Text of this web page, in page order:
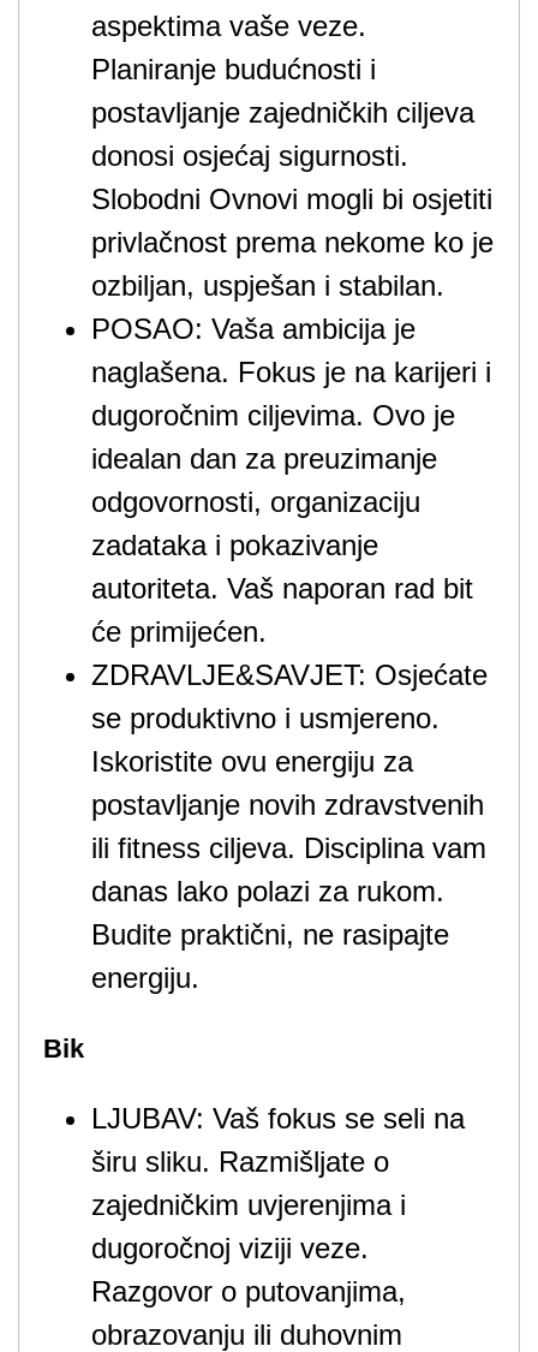
aspektima vaše veze.
Planiranje budućnosti i
postavljanje zajedničkih ciljeva
donosi osjećaj sigurnosti.
Slobodni Ovnovi mogli bi osjetiti
privlačnost prema nekome ko je
ozbiljan, uspješan i stabilan.
POSAO: Vaša ambicija je
naglašena. Fokus je na karijeri i
dugoročnim ciljevima. Ovo je
idealan dan za preuzimanje
odgovornosti, organizaciju
zadataka i pokazivanje
autoriteta. Vaš naporan rad bit
će primijećen.
ZDRAVLJE&SAVJET: Osjećate
se produktivno i usmjereno.
Iskoristite ovu energiju za
postavljanje novih zdravstvenih
ili fitness ciljeva. Disciplina vam
danas lako polazi za rukom.
Budite praktični, ne rasipajte
energiju.
Bik
LJUBAV: Vaš fokus se seli na
širu sliku. Razmišljate o
zajedničkim uvjerenjima i
dugoročnoj viziji veze.
Razgovor o putovanjima,
obrazovanju ili duhovnim